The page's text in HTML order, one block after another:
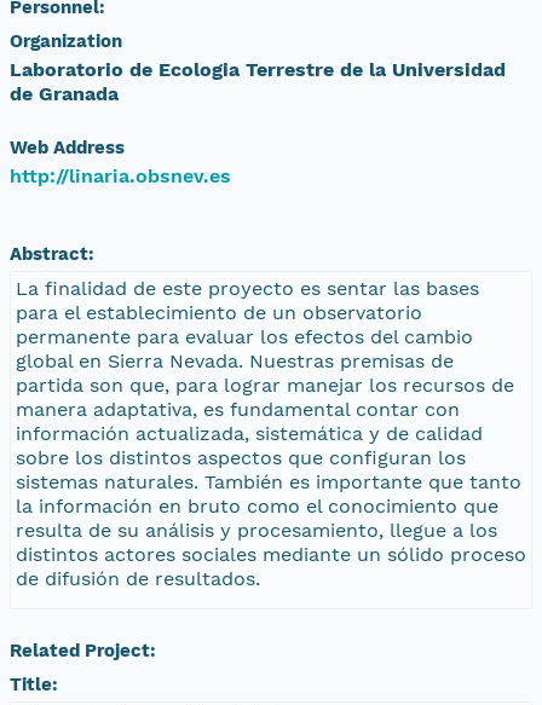
Personnel:
Organization
Laboratorio de Ecologia Terrestre de la Universidad
de Granada
Web Address
http://linaria.obsnev.es
Abstract:
La finalidad de este proyecto es sentar las bases
para el establecimiento de un observatorio
permanente para evaluar los efectos del cambio
global en Sierra Nevada. Nuestras premisas de
partida son que, para lograr manejar los recursos de
manera adaptativa, es fundamental contar con
información actualizada, sistemática y de calidad
sobre los distintos aspectos que configuran los
sistemas naturales. También es importante que tanto
la información en bruto como el conocimiento que
resulta de su análisis y procesamiento, llegue a los
distintos actores sociales mediante un sólido proceso
de difusión de resultados.
Related Project:
Title: